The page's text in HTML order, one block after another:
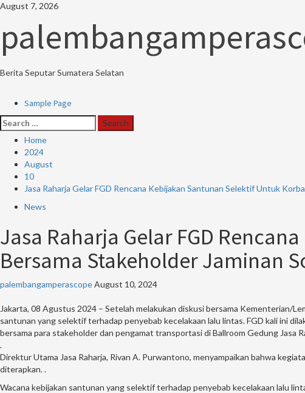
Skip
content
August 7, 2026
Berita Seputar Sumatera Selatan
Primary
Menu
Sample Page
Search
for:
Home
2024
August
10
Jasa Raharja Gelar FGD Rencana Kebijakan Santunan Selektif Untuk
News
Jasa Raharja Gelar FGD
Bersama Stakeholder Jaminan
palembangamperascopeAugust 10, 2024
Jakarta, 08 Agustus 2024 – Setelah melakukan diskusi bersama Kementerian/
santunan yang selektif terhadap penyebab kecelakaan lalu lintas. FGD kali ini
bersama para stakeholder dan pengamat transportasi di Ballroom Gedung Jasa
.
Direktur Utama Jasa Raharja, Rivan A. Purwantono, menyampaikan bahwa
diterapkan. .
Wacana kebijakan santunan yang selektif terhadap penyebab kecelakaan lalu